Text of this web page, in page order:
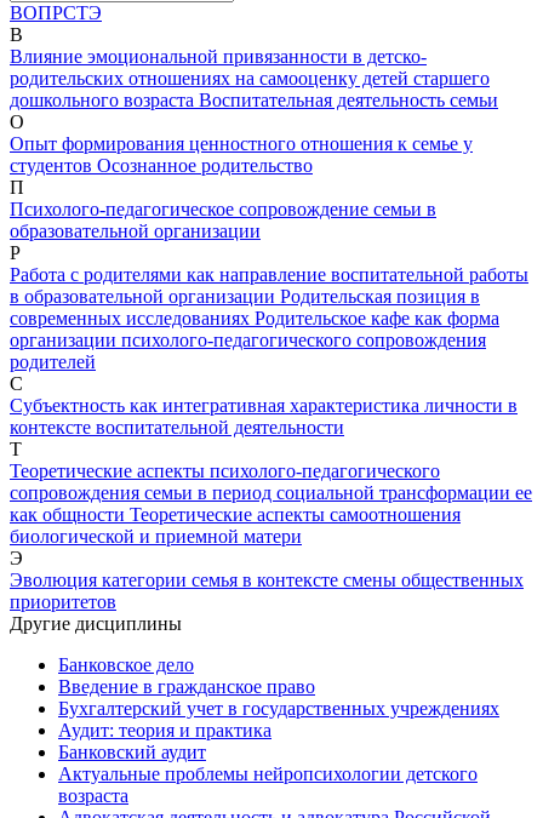
ВОПРСТЭ
В
Влияние эмоциональной привязанности в детско-
родительских отношениях на самооценку детей старшего
дошкольного возраста Воспитательная деятельность семьи
О
Опыт формирования ценностного отношения к семье у
студентов Осознанное родительство
П
Психолого-педагогическое сопровождение семьи в
образовательной организации
Р
Работа с родителями как направление воспитательной работы
в образовательной организации Родительская позиция в
современных исследованиях Родительское кафе как форма
организации психолого-педагогического сопровождения
родителей
С
Субъектность как интегративная характеристика личности в
контексте воспитательной деятельности
Т
Теоретические аспекты психолого-педагогического
сопровождения семьи в период социальной трансформации ее
как общности Теоретические аспекты самоотношения
биологической и приемной матери
Э
Эволюция категории семья в контексте смены общественных
приоритетов
Другие дисциплины
Банковское дело
Введение в гражданское право
Бухгалтерский учет в государственных учреждениях
Аудит: теория и практика
Банковский аудит
Актуальные проблемы нейропсихологии детского
возраста